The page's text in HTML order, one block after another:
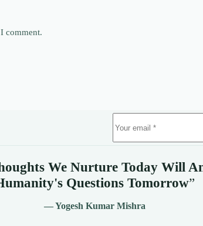
comment.
We Nurture Today Will
Questions Tomorrow”
— Yogesh Kumar Mishra